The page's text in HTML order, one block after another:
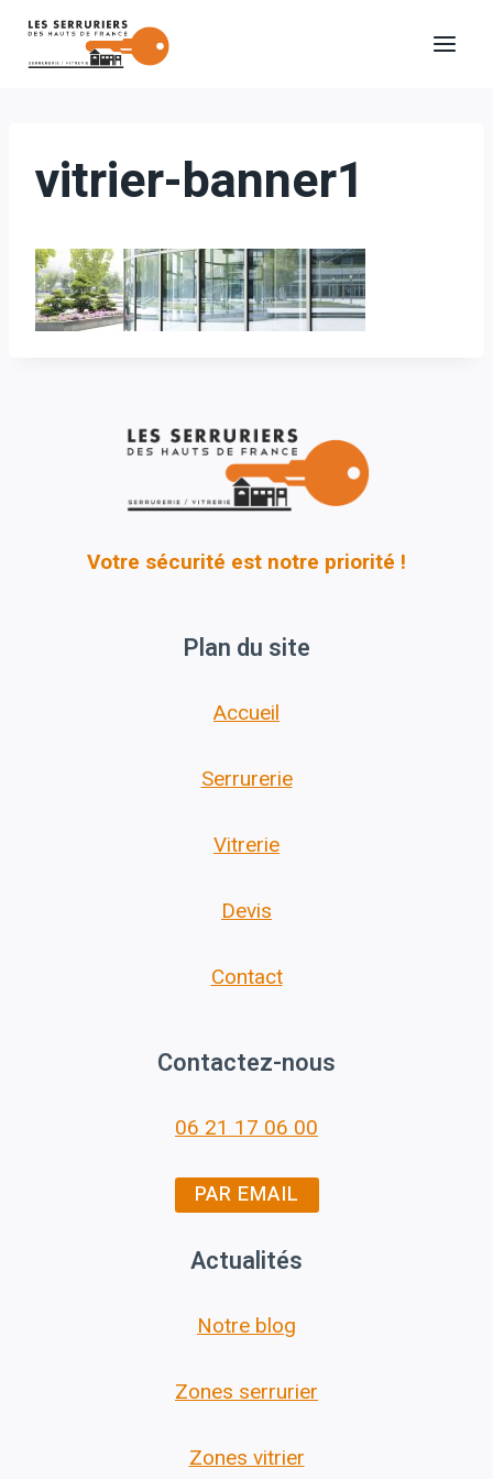
Aller
vitrier-banner1
Votre sécurité est notre priorité !
Plan du site
Accueil
Serrurerie
Vitrerie
Devis
Contact
Contactez-nous
06 21 17 06 00
PAR EMAIL
Actualités
Notre blog
Zones serrurier
Zones vitrier